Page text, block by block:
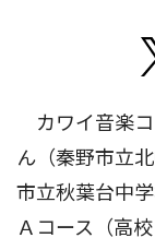
カワイ音楽コ
ん（秦野市立
市立秋葉台中
Ａコース（高